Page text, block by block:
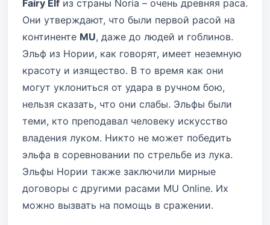
Fairy Elf из страны Noria – очень древняя раса.
Они утверждают, что были первой расой на
континенте MU, даже до людей и гоблинов.
Эльф из Нории, как говорят, имеет неземную
красоту и изящество. В то время как они
могут уклониться от удара в ручном бою,
нельзя сказать, что они слабы. Эльфы были
теми, кто преподавал человеку искусство
владения луком. Никто не может победить
эльфа в соревновании по стрельбе из лука.
Эльфы Нории также заключили мирные
договоры с другими расами MU Online. Их
можно вызвать на помощь в сражении.